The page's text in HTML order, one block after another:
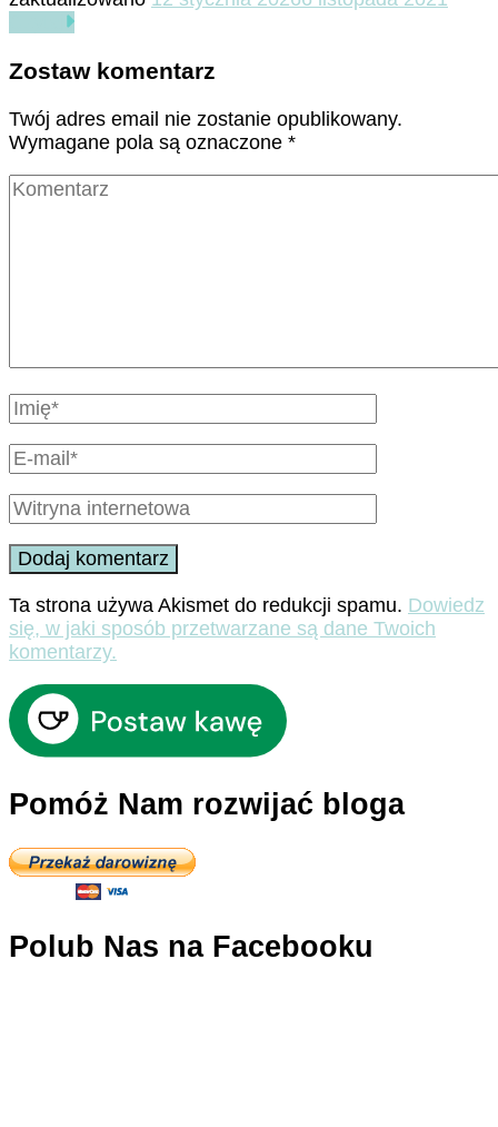
Zostaw komentarz
Twój adres email nie zostanie opublikowany.
Wymagane pola są oznaczone *
Ta strona używa Akismet do redukcji spamu. Dowiedz
się, w jaki sposób przetwarzane są dane Twoich
komentarzy.
Pomóż Nam rozwijać bloga
Polub Nas na Facebooku